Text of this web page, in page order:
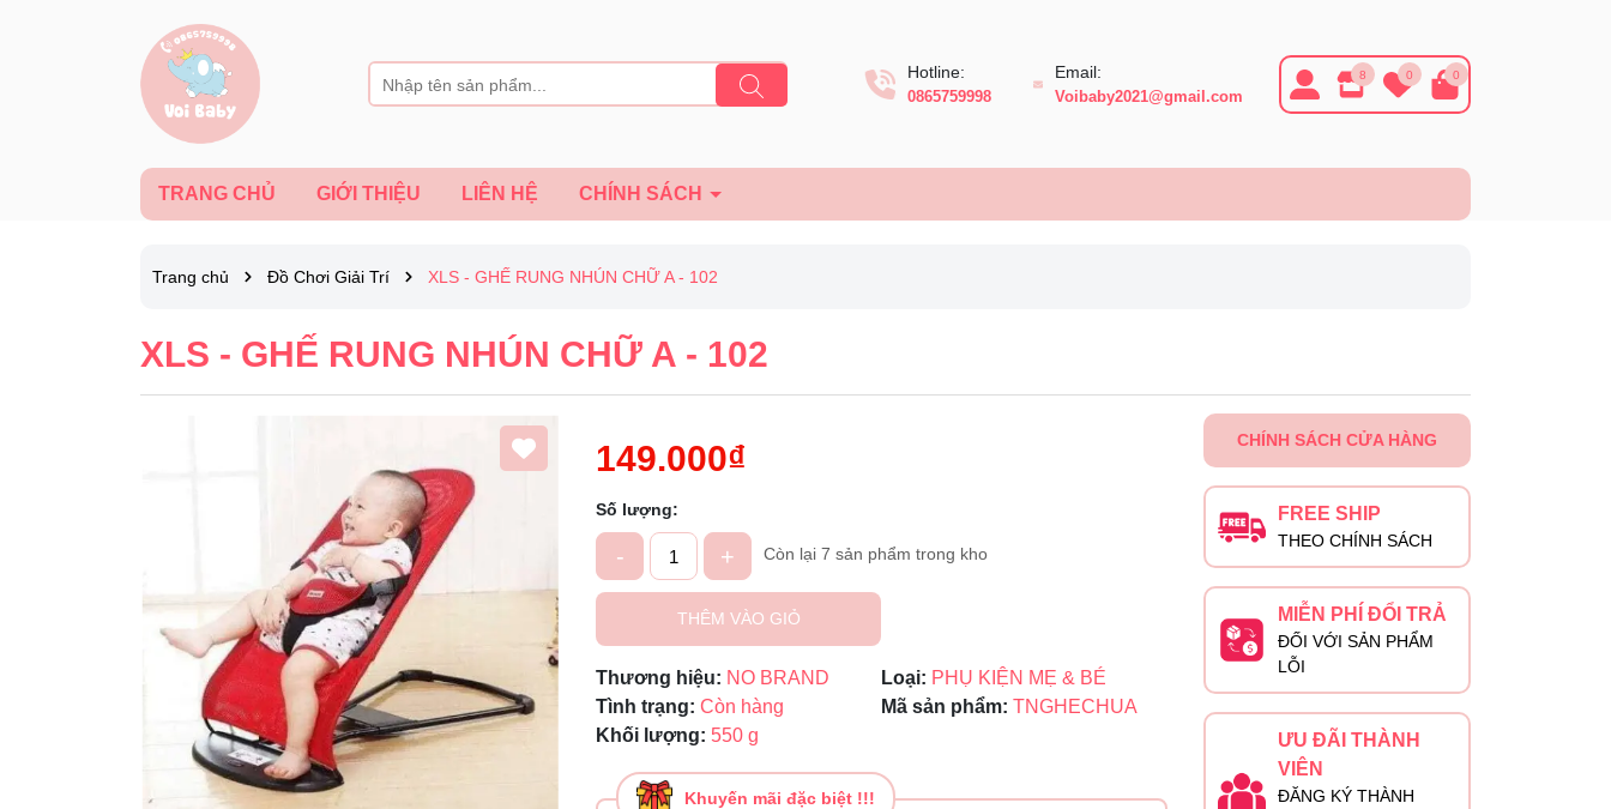
Hotline:
0865759998
Email:
Voibaby2021@gmail.com
8 0 0
TRANG CHỦ GIỚI THIỆU LIÊN HỆ CHÍNH SÁCH
Trang chủ Đồ Chơi Giải Trí XLS - GHẾ RUNG NHÚN CHỮ A - 102
XLS - GHẾ RUNG NHÚN CHỮ A - 102
149.000₫
Số lượng:
- + Còn lại 7 sản phẩm trong kho
THÊM VÀO GIỎ
Thương hiệu: NO BRAND Loại: PHỤ KIỆN MẸ & BÉ
Tình trạng: Còn hàng Mã sản phẩm: TNGHECHUA
Khối lượng: 550 g
Khuyến mãi đặc biệt !!!
Ngày hết hạn:
Điều kiện:
CHÍNH SÁCH CỬA HÀNG
FREE SHIP
THEO CHÍNH SÁCH
MIỄN PHÍ ĐỔI TRẢ
ĐỐI VỚI SẢN PHẨM
LỖI
ƯU ĐÃI THÀNH
VIÊN
ĐĂNG KÝ THÀNH